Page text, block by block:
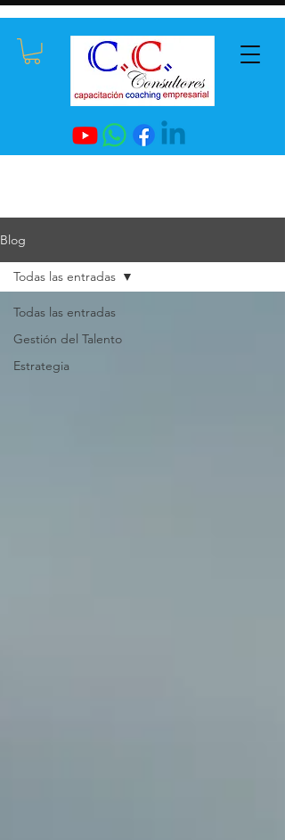
Blog
Todas las entradas
Gestión del Talento
Estrategia
Todas las entradas